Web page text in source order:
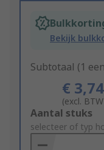
Bekijk
Subtotaal (1
€ 3,74
(excl.
Add
to
Basket
Aantal stuks
selecteer of typ